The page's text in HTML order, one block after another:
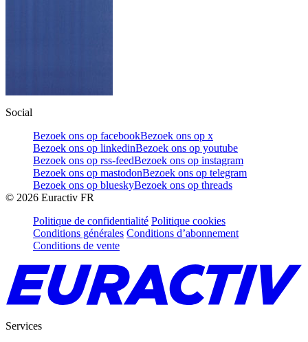
Social
Bezoek ons op facebookBezoek ons op x
Bezoek ons op linkedinBezoek ons op youtube
Bezoek ons op rss-feedBezoek ons op instagram
Bezoek ons op mastodonBezoek ons op telegram
Bezoek ons op blueskyBezoek ons op threads
© 2026 Euractiv FR
Politique de confidentialité Politique cookies
Conditions générales Conditions d’abonnement
Conditions de vente
Services